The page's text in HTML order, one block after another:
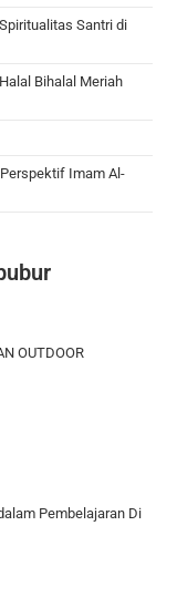
Santri di
Bihalal Meriah
Imam Al-
OUTDOOR
Pembelajaran Di